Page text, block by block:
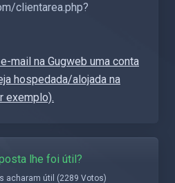
clientarea.php?
mail na Gugweb uma conta
hospedada/alojada na
exemplo).
lhe foi útil?
acharam útil (2289 Votos)